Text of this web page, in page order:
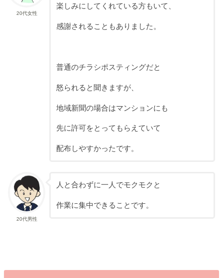
20代女性
楽しみにしてくれている方もいて、
感謝されることもありました。
普通のチラシポスティングだと
怒られると聞きますが、
地域新聞の場合はマンションにも
先に許可をとってもらえていて
配布しやすかったです。
20代男性
人と合わずに一人でモクモクと
作業に集中できることです。